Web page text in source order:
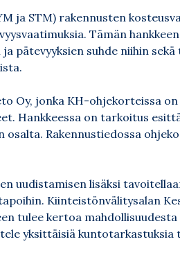
ja STM) rakennusten
Tämän
pätevyyksien suhde niihin
Oy, jonka KH-ohjekorteissa
Hankkeessa on tarkoitus
osalta. Rakennustiedossa
uudistamisen lisäksi
Kiinteistönvälitysalan
tulee kertoa
yksittäisiä kuntotarkastuksia